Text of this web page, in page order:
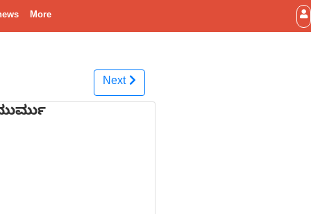
More
Next